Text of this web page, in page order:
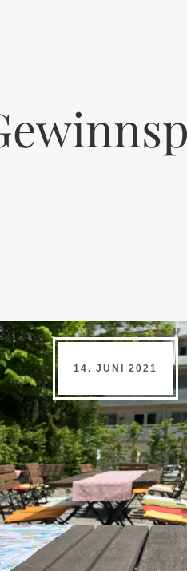
14. JUNI 2021